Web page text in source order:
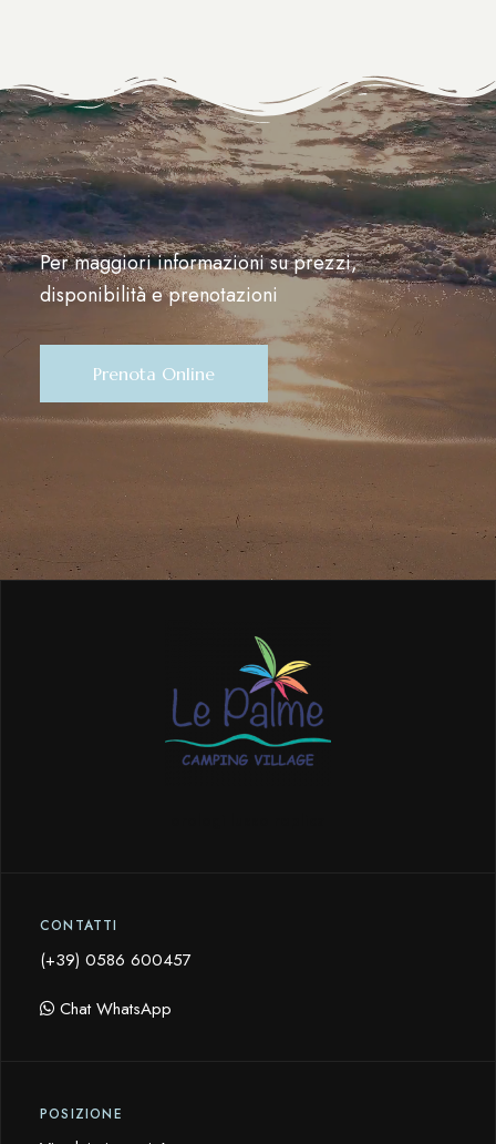
Per maggiori informazioni su prezzi,
disponibilità e prenotazioni
Prenota Online
CONTATTI
(+39) 0586 600457
Chat WhatsApp
POSIZIONE